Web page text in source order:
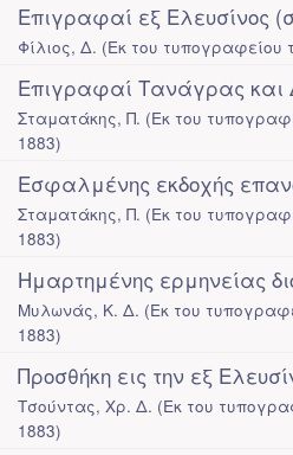
Επιγραφαί εξ Ελευσίνος
Φίλιος, Δ. (Εκ του
Επιγραφαί Τανάγρας
Σταματάκης, Π. (Εκ του
1883)
Εσφαλμένης εκδοχής
Σταματάκης, Π. (Εκ του
1883)
Ημαρτημένης ερμηνείας
Μυλωνάς, Κ. Δ. (Εκ του
1883)
Προσθήκη εις την εξ
Τσούντας, Χρ. Δ. (Εκ του
1883)